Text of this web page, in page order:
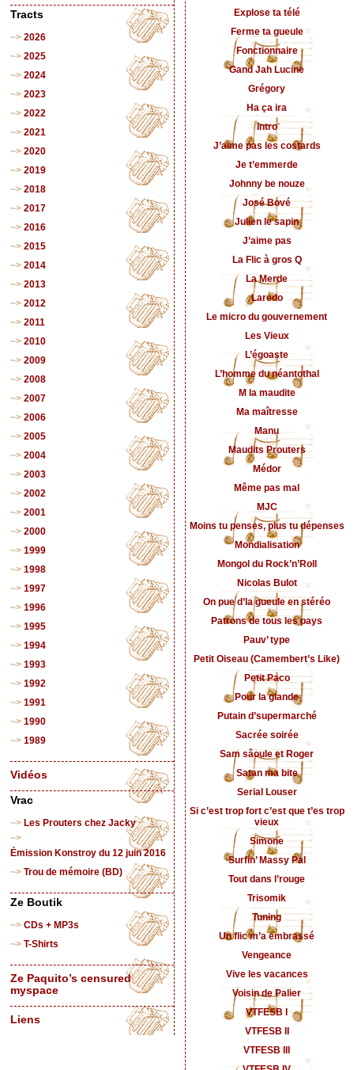
Tracts
2026
2025
2024
2023
2022
2021
2020
2019
2018
2017
2016
2015
2014
2013
2012
2011
2010
2009
2008
2007
2006
2005
2004
2003
2002
2001
2000
1999
1998
1997
1996
1995
1994
1993
1992
1991
1990
1989
Vidéos
Vrac
Les Prouters chez Jacky
Émission Konstroy du 12 juin 2016
Trou de mémoire (BD)
Ze Boutik
CDs + MP3s
T-Shirts
Ze Paquito’s censured
myspace
Liens
Explose ta télé
Ferme ta gueule
Fonctionnaire
Gand Jah Lucine
Grégory
Ha ça ira
Intro
J’aime pas les costards
Je t’emmerde
Johnny be nouze
José Bové
Julien le sapin
J’aime pas
La Flic à gros Q
La Merde
Laredo
Le micro du gouvernement
Les Vieux
L’égoaste
L’homme du néantothal
M la maudite
Ma maîtresse
Manu
Maudits Prouters
Médor
Même pas mal
MJC
Moins tu penses, plus tu dépenses
Mondialisation
Mongol du Rock’n’Roll
Nicolas Bulot
On pue d’la gueule en stéréo
Patrons de tous les pays
Pauv’ type
Petit Oiseau (Camembert’s Like)
Petit Paco
Pour la glande
Putain d’supermarché
Sacrée soirée
Sam sâoule et Roger
Satan ma bite
Serial Louser
Si c’est trop fort c’est que t’es trop
vieux
Simone
Surfin’ Massy Pal
Tout dans l’rouge
Trisomik
Tuning
Un flic m’a embrassé
Vengeance
Vive les vacances
Voisin de Palier
VTFESB I
VTFESB II
VTFESB III